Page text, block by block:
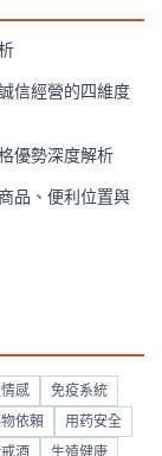
信經營的四維度
優勢深度解析
品、便利位置與
情感 免疫系統
依賴 用药安全
酒 生殖健康